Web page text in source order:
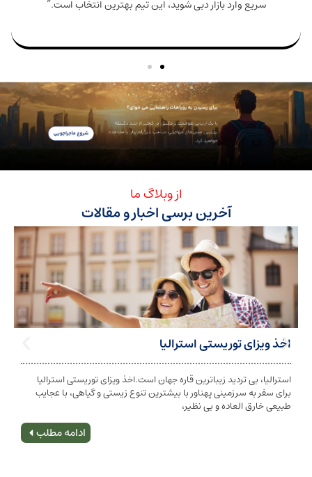
آخرین برسی اخبار و مقالات
توریستی استرالیا
تردید زیباترین قاره جهان است.اخذ ویزای توریستی استرالیا
سرزمینی پهناور با بیشترین تنوع زیستی و گیاهی، با عجایب
العاده و بی نظیر،
تابعیت و اخذ
شخص به دولت